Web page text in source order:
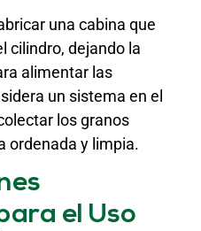
una cabina que
cilindro, dejando la
alimentar las
un sistema en el
los granos
ordenada y limpia.
el Uso